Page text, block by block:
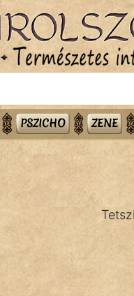
PSZICHO ZENE